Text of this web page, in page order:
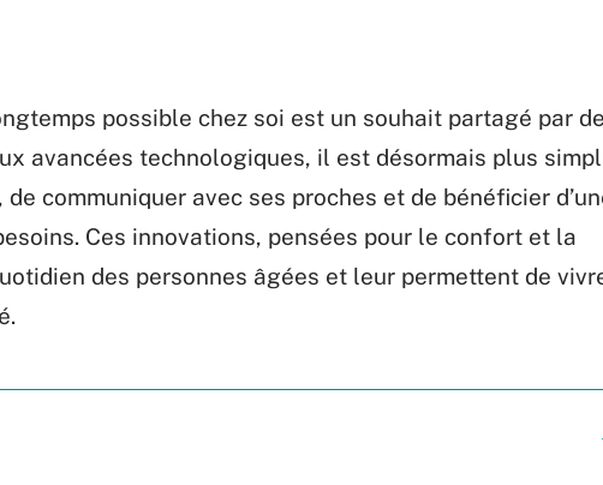
possible chez soi est un souhait partagé par de
avancées technologiques, il est désormais plus
communiquer avec ses proches et de bénéficier
Ces innovations, pensées pour le confort et la
des personnes âgées et leur permettent de